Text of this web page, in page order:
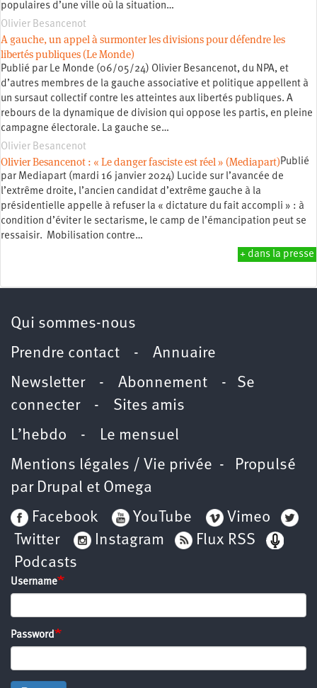
populaires d’une ville où la situation…
Olivier Besancenot
A gauche, un appel à surmonter les divisions pour défendre les
libertés publiques (Le Monde)
Publié par Le Monde (06/05/24) Olivier Besancenot, du NPA, et
d’autres membres de la gauche associative et politique appellent à
un sursaut collectif contre les atteintes aux libertés publiques. A
rebours de la dynamique de division qui oppose les partis, en pleine
campagne électorale. La gauche se…
Olivier Besancenot
Olivier Besancenot : « Le danger fasciste est réel » (Mediapart)Publié
par Mediapart (mardi 16 janvier 2024) Lucide sur l’avancée de
l’extrême droite, l’ancien candidat d’extrême gauche à la
présidentielle appelle à refuser la « dictature du fait accompli » : à
condition d’éviter le sectarisme, le camp de l’émancipation peut se
ressaisir. Mobilisation contre…
+ dans la presse
Qui sommes-nous
Prendre contact - Annuaire
Newsletter - Abonnement - Se
connecter- Sites amis
L’hebdo - Le mensuel
Mentions légales / Vie privée - Propulsé
par Drupal et Omega
Facebook
YouTube
Vimeo
Twitter
Instagram
Flux RSS
Podcasts
Username
Password